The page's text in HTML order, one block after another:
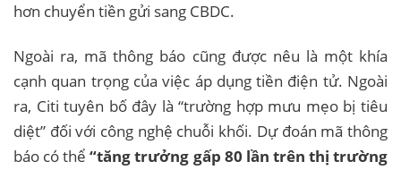
hơn chuyển tiền gửi sang CBDC.
Ngoài ra, mã thông báo cũng được nêu là một khía
cạnh quan trọng của việc áp dụng tiền điện tử. Ngoài
ra, Citi tuyên bố đây là “trường hợp mưu mẹo bị tiêu
diệt” đối với công nghệ chuỗi khối. Dự đoán mã thông
báo có thể“tăng trưởng gấp 80 lần trên thị trường